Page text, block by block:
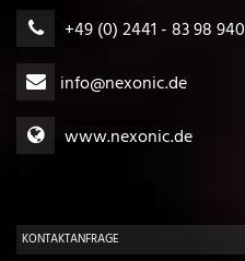
+49 (0) 2441 - 83 98 940
info@nexonic.de
www.nexonic.de
KONTAKTANFRAGE